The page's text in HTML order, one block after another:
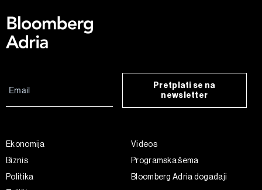
Pretplati se na
newsletter
Ekonomija
Biznis
Politika
Videos
Programska šema
Bloomberg Adria događaji